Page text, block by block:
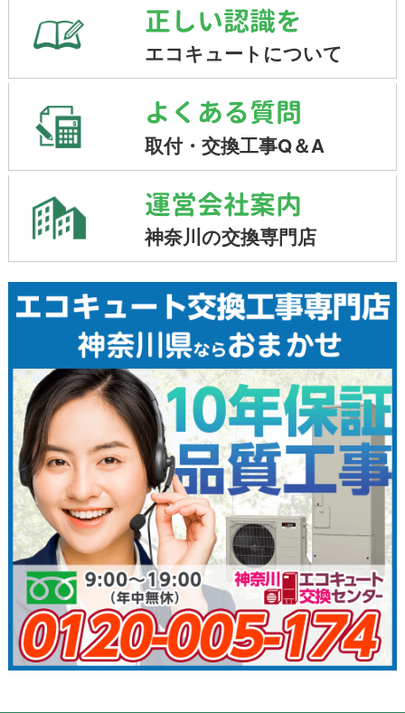
正しい認識を
エコキュートについて
よくある質問
取付・交換工事Q＆A
運営会社案内
神奈川の交換専門店